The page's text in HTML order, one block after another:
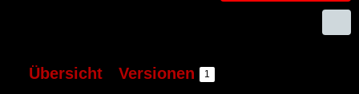
Übersicht Versionen 1